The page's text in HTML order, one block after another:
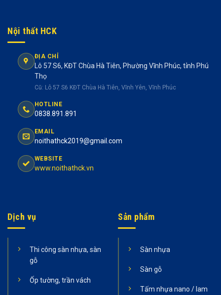
Nội thất HCK
ĐỊA CHỈ
Lô 57 S6, KĐT Chùa Hà Tiên, Phường Vĩnh Phúc, tỉnh Phú
Thọ
Cũ: Lô 57 S6 KĐT Chùa Hà Tiên, Vĩnh Yên, Vĩnh Phúc
HOTLINE
0838.891.891
EMAIL
noithathck2019@gmail.com
WEBSITE
www.noithathck.vn
Dịch vụ
Thi công sàn nhựa, sàn
gỗ
Ốp tường, trần vách
Sản phẩm
Sàn nhựa
Sàn gỗ
Tấm nhựa nano / lam